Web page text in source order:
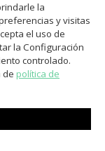
la
y visitas
el uso de
la Configuración
controlado.
de política de